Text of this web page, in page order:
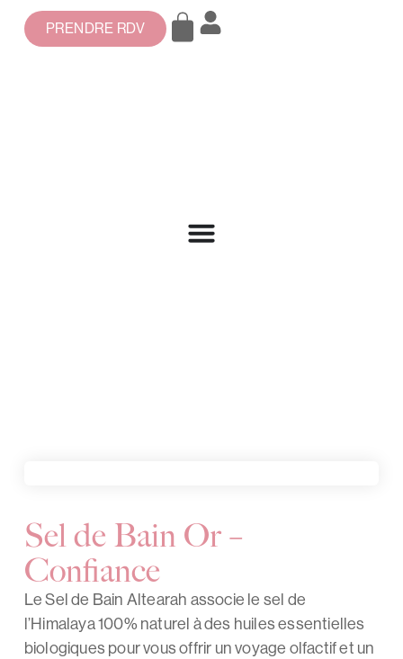
PRENDRE RDV
Sel de Bain Or –
Confiance
Le Sel de Bain Altearah associe le sel de
l’Himalaya 100% naturel à des huiles essentielles
biologiques pour vous offrir un voyage olfactif et un